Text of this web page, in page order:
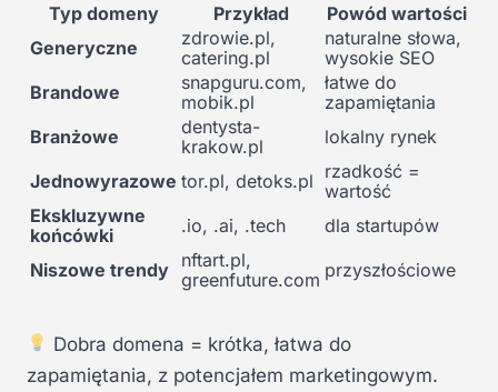
Typ domeny Przykład
Powód wartości
Generyczne
zdrowie.pl,
catering.pl
naturalne słowa,
wysokie SEO
Brandowe
snapguru.com,
mobik.pl
łatwe do
zapamiętania
Branżowe
dentysta-
krakow.pl
lokalny rynek
Jednowyrazowe tor.pl, detoks.pl rzadkość =
wartość
Ekskluzywne
końcówki
.io, .ai, .tech
dla startupów
Niszowe trendy nftart.pl,
greenfuture.com przyszłościowe
Dobra domena = krótka, łatwa do
zapamiętania, z potencjałem marketingowym.